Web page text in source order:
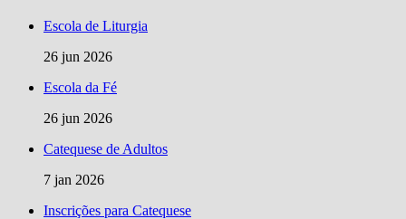
Escola de Liturgia
26 jun 2026
Escola da Fé
26 jun 2026
Catequese de Adultos
7 jan 2026
Inscrições para Catequese